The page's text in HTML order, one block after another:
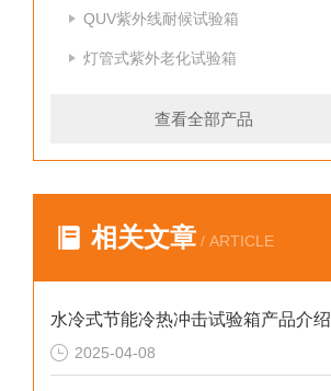
QUV紫外线耐候试验箱
灯管式紫外老化试验箱
查看全部产品
相关文章 / ARTICLE
水冷式节能冷热冲击试验箱产品介绍
2025-04-08